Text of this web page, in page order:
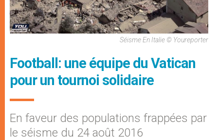
Séisme En Italie © Youreporter
Football: une équipe du Vatican
pour un tournoi solidaire
En faveur des populations frappées par
le séisme du 24 août 2016